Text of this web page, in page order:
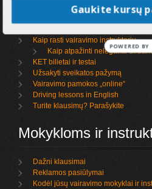
Kaip išsirinkti vairavimo mokyklą
Ką rašo mokiniai apie
Kaip rasti vairavimo instruktorių
Kaip atpažinti nelegaliai
KET bilietai ir testai
Užsakyti sveikatos pažymą
Vairavimo pamokos „online“
Driving lessons in English
Turite klausimų? Parašykite
Mokykloms ir
Dažni klausimai
Reklamos pasiūlymai
Kodėl jūsų vairavimo mokyklai ir
Gaukite kursų
POWERED BY